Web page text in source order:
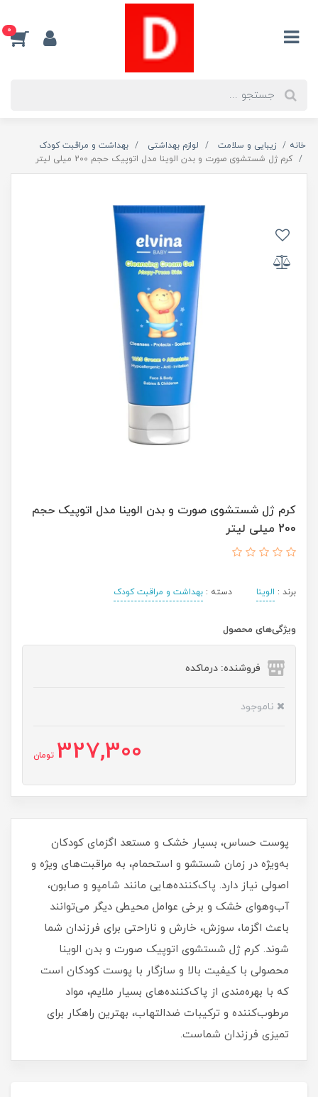
0
خانه زیبایی و سلامت لوازم بهداشتی
بهداشت و مراقبت کودک
کرم ژل شستشوی صورت و بدن الوینا مدل اتوپیک حجم 200 میلی لیتر
کرم ژل شستشوی صورت و بدن الوینا مدل اتوپیک حجم
200 میلی لیتر
برند : الوینا دسته : بهداشت و مراقبت کودک
ویژگی‌های محصول
فروشنده: درماکده
ناموجود
327,300 تومان
پوست حساس، بسیار خشک و مستعد اگزمای کودکان
به‌ویژه در زمان شستشو و استحمام، به مراقبت‌های ویژه و
اصولی نیاز دارد. پاک‌کننده‌هایی مانند شامپو و صابون،
آب‌وهوای خشک و برخی عوامل محیطی دیگر می‌توانند
باعث اگزما، سوزش، خارش و ناراحتی برای فرزندان شما
شوند. کرم ژل شستشوی اتوپیک صورت و بدن الوینا
محصولی با کیفیت بالا و سازگار با پوست کودکان است
که با بهره‌مندی از پاک‌کننده‌های بسیار ملایم، مواد
مرطوب‌کننده و ترکیبات ضدالتهاب، بهترین راهکار برای
تمیزی فرزندان شماست.